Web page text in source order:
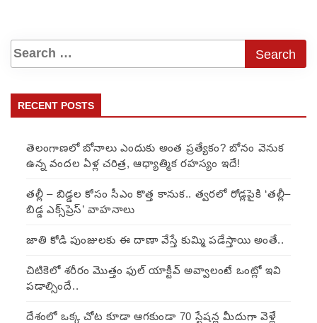
RECENT POSTS
తెలంగాణలో బోనాలు ఎందుకు అంత ప్రత్యేకం? బోనం వెనుక
ఉన్న వందల ఏళ్ల చరిత్ర, ఆధ్యాత్మిక రహస్యం ఇదే!
తల్లీ – బిడ్డల కోసం సీఎం కొత్త కానుక.. త్వరలో రోడ్లపైకి ‘తల్లీ–
బిడ్డ ఎక్స్‌ప్రెస్’ వాహనాలు
జాతి కోడి పుంజులకు ఈ దాణా వేస్తే కుమ్మి పడేస్తాయి అంతే..
చిటికెలో శరీరం మొత్తం ఫుల్ యాక్టీవ్ అవ్వాలంటే ఒంట్లో ఇవి
పడాల్సిందే..
దేశంలో ఒక్క చోట కూడా ఆగకుండా 70 స్టేషన్ల మీదుగా వెళ్లే